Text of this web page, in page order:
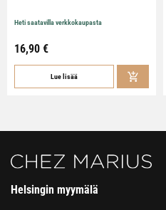
Heti saatavilla verkkokaupasta
16,90 €
Lue lisää
Helsingin myymälä